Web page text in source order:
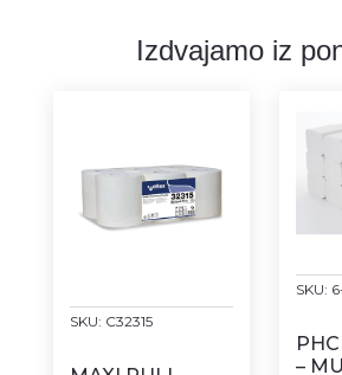
Izdvajamo iz
SKU: C32315
SKU:
–